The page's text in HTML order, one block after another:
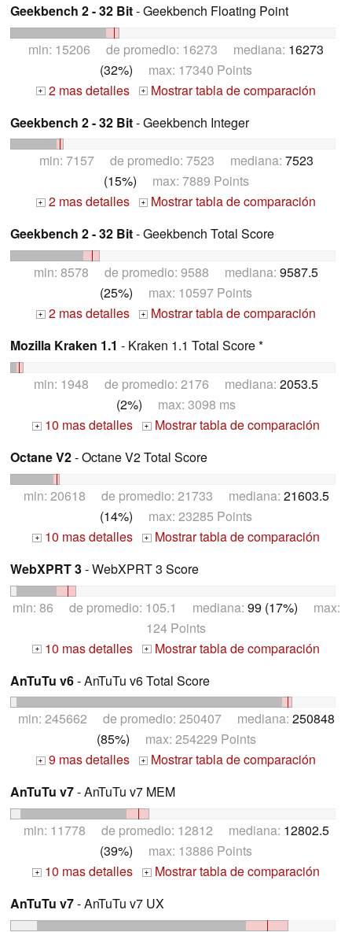
Geekbench 2 - 32 Bit- Geekbench Floating Point
min: 15206 de promedio: 16273 mediana: 16273
(32%) max: 17340 Points
+ 2 mas detalles +
Mostrar tabla de comparación
Geekbench 2 - 32 Bit- Geekbench Integer
min: 7157 de promedio: 7523 mediana: 7523
(15%) max: 7889 Points
+ 2 mas detalles +
Mostrar tabla de comparación
Geekbench 2 - 32 Bit- Geekbench Total Score
min: 8578 de promedio: 9588 mediana: 9587.5
(25%) max: 10597 Points
+ 2 mas detalles +
Mostrar tabla de comparación
Mozilla Kraken 1.1 - Kraken 1.1 Total Score *
min: 1948 de promedio: 2176 mediana: 2053.5
(2%) max: 3098 ms
+ 10 mas detalles + Mostrar tabla de comparación
Octane V2- Octane V2 Total Score
min: 20618 de promedio: 21733 mediana: 21603.5
(14%) max: 23285 Points
+ 10 mas detalles + Mostrar tabla de comparación
WebXPRT 3- WebXPRT 3 Score
min: 86 de promedio: 105.1 mediana: 99 (17%) max:
124 Points
+ 10 mas detalles + Mostrar tabla de comparación
AnTuTu v6- AnTuTu v6 Total Score
min: 245662 de promedio: 250407 mediana: 250848
(85%) max: 254229 Points
+ 9 mas detalles +
Mostrar tabla de comparación
AnTuTu v7- AnTuTu v7 MEM
min: 11778 de promedio: 12812 mediana: 12802.5
(39%) max: 13886 Points
+ 10 mas detalles + Mostrar tabla de comparación
AnTuTu v7- AnTuTu v7 UX